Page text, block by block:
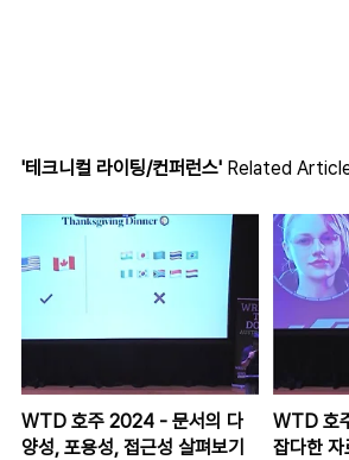
'테크니컬 라이팅/컨퍼런스' Related
WTD 호주 2024 - 문서의 다
양성, 포용성, 접근성 살펴보기
WTD 호
잡다한